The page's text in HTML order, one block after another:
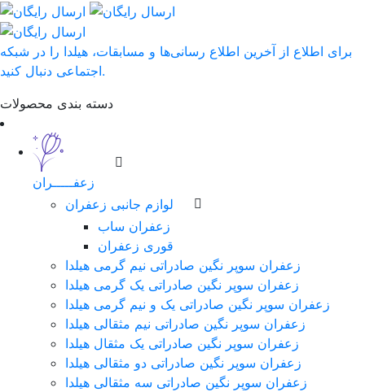
برای اطلاع از آخرین اطلاع رسانی‌ها و مسابقات، هیلدا را در شبکه
اجتماعی دنبال کنید.
دسته بندی محصولات
زعفـــــران
لوازم جانبی زعفران
زعفران ساب
قوری زعفران
زعفران سوپر نگین صادراتی نیم گرمی هیلدا
زعفران سوپر نگین صادراتی یک گرمی هیلدا
زعفران سوپر نگین صادراتی یک و نیم گرمی هیلدا
زعفران سوپر نگین صادراتی نیم مثقالی هیلدا
زعفران سوپر نگین صادراتی یک مثقال هیلدا
زعفران سوپر نگین صادراتی دو مثقالی هیلدا
زعفران سوپر نگین صادراتی سه مثقالی هیلدا